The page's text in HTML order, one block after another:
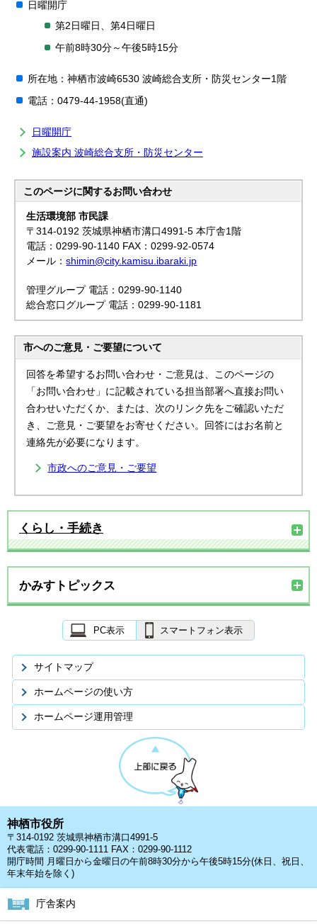
日曜開庁
第2日曜日、第4日曜日
午前8時30分～午後5時15分
所在地：神栖市波崎6530 波崎総合支所・防災センター1階
電話：0479-44-1958(直通)
日曜開庁
施設案内 波崎総合支所・防災センター
このページに関するお問い合わせ
生活環境部 市民課
〒314-0192 茨城県神栖市溝口4991-5 本庁舎1階
電話：0299-90-1140 FAX：0299-92-0574
メール：shimin@city.kamisu.ibaraki.jp
管理グループ 電話：0299-90-1140
総合窓口グループ 電話：0299-90-1181
市へのご意見・ご要望について
回答を希望するお問い合わせ・ご意見は、このページの
「お問い合わせ」に記載されている担当部署へ直接お問い
合わせいただくか、または、次のリンク先をご確認いただ
き、ご意見・ご要望をお寄せください。回答にはお名前と
連絡先が必要になります。
市政へのご意見・ご要望
くらし・手続き
かみすトピックス
PC表示 スマートフォン表示
サイトマップ
ホームページの使い方
ホームページ運用管理
神栖市役所
〒314-0192 茨城県神栖市溝口4991-5
代表電話：0299-90-1111 FAX：0299-90-1112
開庁時間 月曜日から金曜日の午前8時30分から午後5時15分(休日、祝日、
年末年始を除く)
庁舎案内